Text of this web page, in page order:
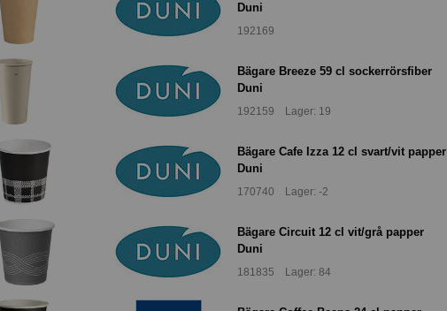
Duni
192169
Bägare Breeze 59 cl sockerrörsfiber
Duni
192159 Lager: 19
Bägare Cafe Izza 12 cl svart/vit papper
Duni
170740 Lager: -2
Bägare Circuit 12 cl vit/grå papper
Duni
181835 Lager: 84